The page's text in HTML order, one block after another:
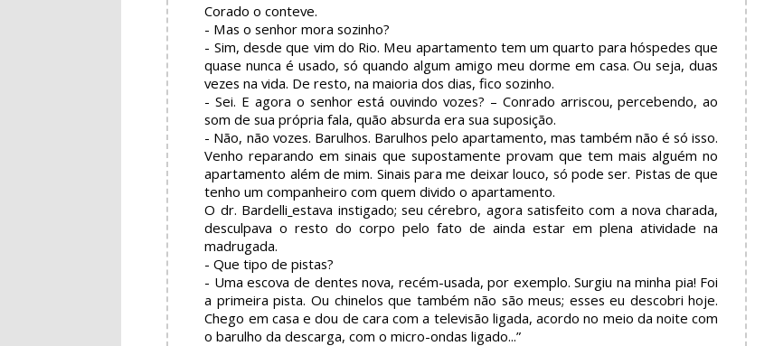
Corado o conteve.
- Mas o senhor mora sozinho?
- Sim, desde que vim do Rio. Meu apartamento tem um quarto para hóspedes que
quase nunca é usado, só quando algum amigo meu dorme em casa. Ou seja, duas
vezes na vida. De resto, na maioria dos dias, fico sozinho.
- Sei. E agora o senhor está ouvindo vozes? – Conrado arriscou, percebendo, ao
som de sua própria fala, quão absurda era sua suposição.
- Não, não vozes. Barulhos. Barulhos pelo apartamento, mas também não é só isso.
Venho reparando em sinais que supostamente provam que tem mais alguém no
apartamento além de mim. Sinais para me deixar louco, só pode ser. Pistas de que
tenho um companheiro com quem divido o apartamento.
O dr. Bardelli estava instigado; seu cérebro, agora satisfeito com a nova charada,
desculpava o resto do corpo pelo fato de ainda estar em plena atividade na
madrugada.
- Que tipo de pistas?
- Uma escova de dentes nova, recém-usada, por exemplo. Surgiu na minha pia! Foi
a primeira pista. Ou chinelos que também não são meus; esses eu descobri hoje.
Chego em casa e dou de cara com a televisão ligada, acordo no meio da noite com
o barulho da descarga, com o micro-ondas ligado...”